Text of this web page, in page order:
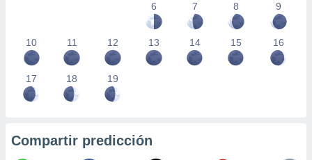
6
7 8 9
10 11 12 13 14 15 16
17 18 19
Compartir predicción